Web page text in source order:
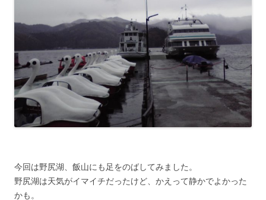
今回は野尻湖、飯山にも足をのばしてみました。
野尻湖は天気がイマイチだったけど、かえって静かでよかった
かも。